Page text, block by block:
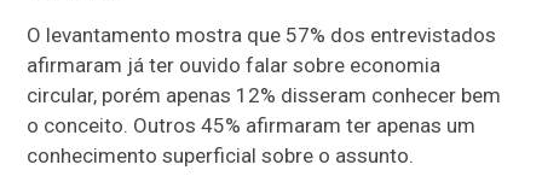
O levantamento mostra que 57% dos entrevistados
afirmaram já ter ouvido falar sobre economia
circular, porém apenas 12% disseram conhecer bem
o conceito. Outros 45% afirmaram ter apenas um
conhecimento superficial sobre o assunto.